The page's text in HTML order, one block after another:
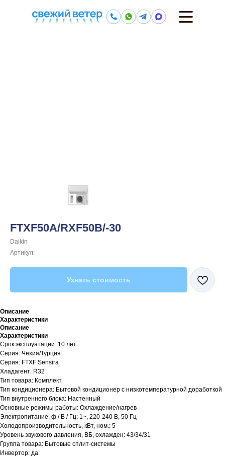
FTXF50A/RXF50B/-30
Daikin
Артикул:
Узнать стоимость
Описание
Характеристики
Описание
Характеристики
Срок эксплуатации: 10 лет
Серия: Чехия/Турция
Серия: FTXF Sensira
Хладагент: R32
Тип товара: Комплект
Тип кондиционера: Бытовой кондиционер с низкотемпературной доработкой
Тип внутреннего блока: Настенный
Основные режимы работы: Охлаждение/нагрев
Электропитание, ф / В / Гц: 1~, 220-240 В, 50 Гц
Холодопроизводительность, кВт, ном.: 5
Уровень звукового давления, ВБ, охлажден: 43/34/31
Группа товара: Бытовые сплит-системы
Инвертор: да